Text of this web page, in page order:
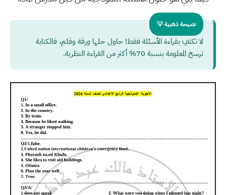
نصيحة ذهبية 💡
لا تكتفِ بقراءة الأسئلة فقط! حاول حلها ورقة وقلم، فالكتابة
ترسخ المعلومة بنسبة 70% أكثر من القراءة النظرية.